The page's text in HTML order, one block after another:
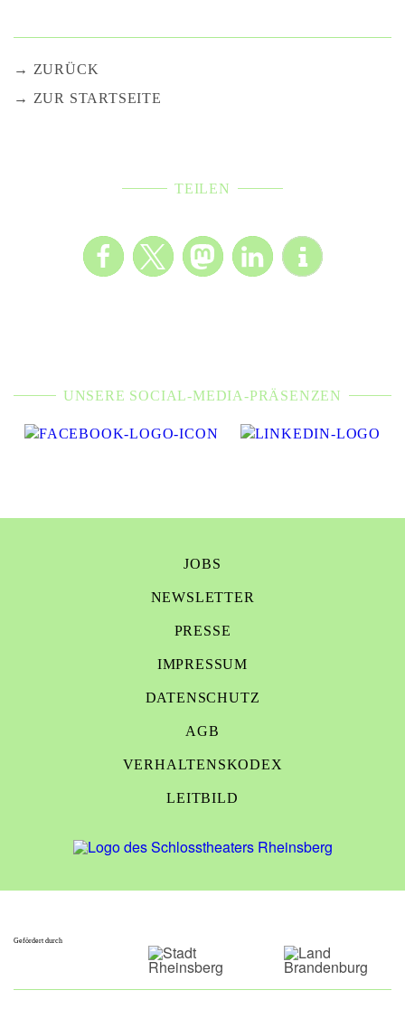
ZURÜCK
ZUR STARTSEITE
TEILEN
UNSERE SOCIAL-MEDIA-PRÄSENZEN
JOBS
NEWSLETTER
PRESSE
IMPRESSUM
DATENSCHUTZ
AGB
VERHALTENSKODEX
LEITBILD
Gefördert durch